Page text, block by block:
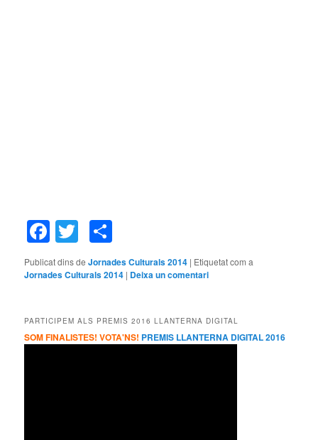
Facebook
Twitter
Publicat dins de Jornades Culturals 2014 | Etiquetat com a
Jornades Culturals 2014 | Deixa un comentari
PARTICIPEM ALS PREMIS 2016 LLANTERNA DIGITAL
SOM FINALISTES! VOTA'NS! PREMIS LLANTERNA DIGITAL 2016